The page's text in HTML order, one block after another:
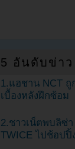
5 อันดับข่าว
1.แฮชาน NCT
เบื้องหลังฝึกซ้อม
2.ชาวเน็ตพบลิซ่
TWICE ไปช้อปปิ้